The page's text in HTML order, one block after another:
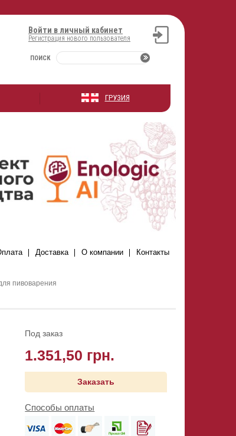
Войти в личный кабинет
Регистрация нового пользователя
ПОИСК
ГРУЗИЯ
Доставка О компании Контакты
пивоварения
Под заказ
1.351,50 грн.
Заказать
Способы оплаты